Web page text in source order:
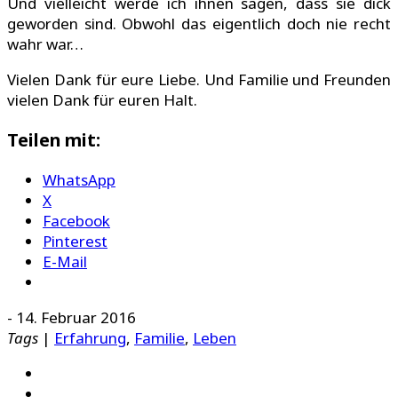
geworden sind. Obwohl das eigentlich doch nie recht
wahr war…
Vielen Dank für eure Liebe. Und Familie und Freunden
vielen Dank für euren Halt.
Teilen mit:
WhatsApp
X
Facebook
Pinterest
E-Mail
- 14. Februar 2016
Tags | Erfahrung, Familie, Leben